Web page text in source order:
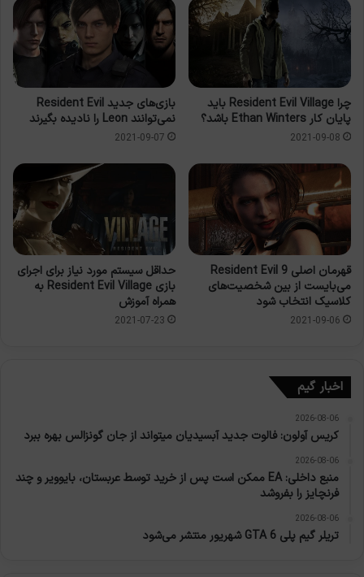
چرا Resident Evil Village باید
پایان کار Ethan Winters باشد؟
2021-09-08
بازی‌های جدید Resident Evil
نمی‌توانند Leon را نادیده بگیرند
2021-09-07
قهرمان اصلی Resident Evil 9
می‌بایست از بین شخصیت‌های
کلاسیک انتخاب شود
2021-09-06
حداقل سیستم مورد نیاز برای اجرای
بازی Resident Evil Village به
همراه آموزش
2021-07-23
اخبار گیم
2026-08-06
کریس آولون: فالوت جدید آبسیدیان میتواند از جان گونزالس بهره ببرد
2026-08-06
منبع داخلی: EA ممکن است پس از خرید توسط عربستان، بایوویر و چند
فرنچایز را بفروشد
2026-08-06
تریلر گیم پلی GTA 6 شهریور منتشر می‌شود